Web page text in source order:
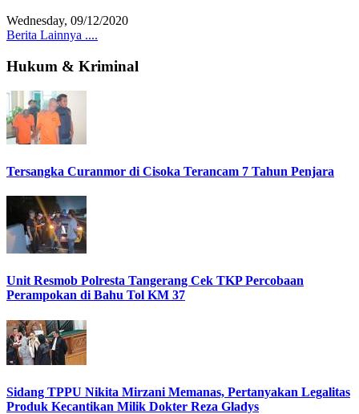
Wednesday, 09/12/2020
Berita Lainnya ....
Hukum & Kriminal
Tersangka Curanmor di Cisoka Terancam 7 Tahun Penjara
Unit Resmob Polresta Tangerang Cek TKP Percobaan
Perampokan di Bahu Tol KM 37
Sidang TPPU Nikita Mirzani Memanas, Pertanyakan Legalitas
Produk Kecantikan Milik Dokter Reza Gladys